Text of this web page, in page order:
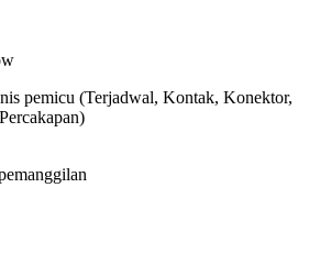
pemicu (Terjadwal, Kontak, Konektor,